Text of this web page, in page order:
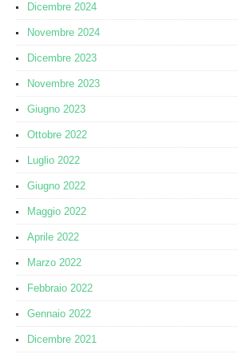
Dicembre 2024
Novembre 2024
Dicembre 2023
Novembre 2023
Giugno 2023
Ottobre 2022
Luglio 2022
Giugno 2022
Maggio 2022
Aprile 2022
Marzo 2022
Febbraio 2022
Gennaio 2022
Dicembre 2021